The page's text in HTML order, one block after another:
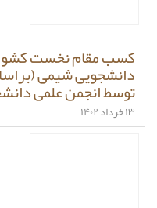
کسب مقام نخست
توسط انجمن علمی
۱۳ خرداد ۱۴۰۲